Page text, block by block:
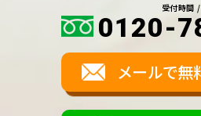
受付時間
0120-
メールで無